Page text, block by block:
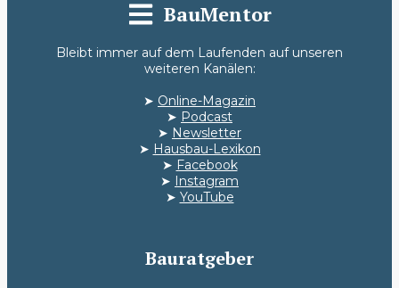
BauMentor
Bleibt immer auf dem Laufenden auf unseren
weiteren Kanälen:
➤ Online-Magazin
➤ Podcast
➤ Newsletter
➤ Hausbau-Lexikon
➤ Facebook
➤ Instagram
➤ YouTube
Bauratgeber